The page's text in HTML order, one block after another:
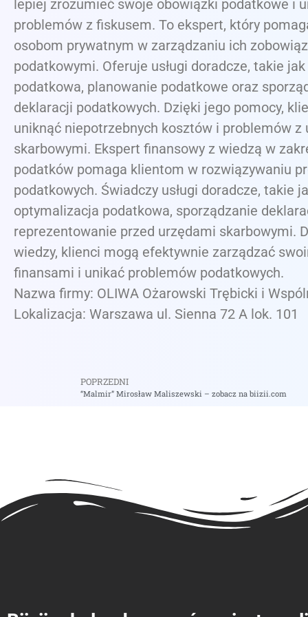
lepiej zrozumieć swoje obowiązki podatkowe i
problemów z fiskusem. To ekspert, który
osobom prywatnym w zarządzaniu ich
podatkowymi. Oferuje usługi doradcze, takie
podatkowa, planowanie podatkowe oraz
deklaracji podatkowych. Dzięki jego pomocy,
uniknąć niepotrzebnych kosztów i problemów z
skarbowymi. Ekspert finansowy z wiedzą w
podatków pomaga klientom w rozwiązywaniu
podatkowych. Świadczy usługi doradcze, takie
optymalizacja podatkowa, sporządzanie
reprezentowanie przed urzędami skarbowymi.
wiedzy, klienci mogą efektywnie zarządzać
finansami i unikać problemów podatkowych.
Nazwa firmy: OLIWA Ożarowski Trębicki i
Lokalizacja: Warszawa ul. Sienna 72 A lok. 101
POPRZEDNI
“Malmir” Mirosław Maliszewski – zobacz na biizii.com